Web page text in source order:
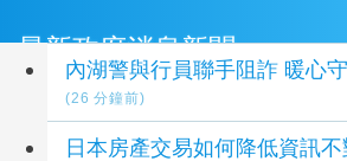
最新政府消息新聞
內湖警與行員聯手阻詐 暖心
(26 分鐘前)
日本房產交易如何降低資訊